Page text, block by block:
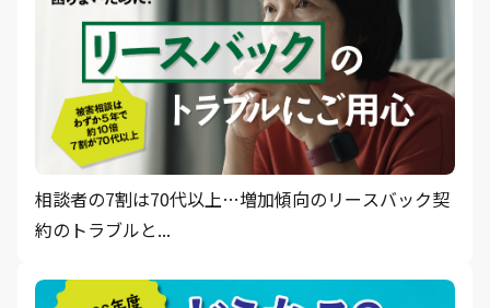
相談者の7割は70代以上…増加傾向のリースバック契
約のトラブルと...